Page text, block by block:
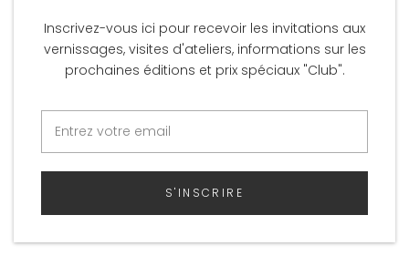
Inscrivez-vous ici pour recevoir les invitations aux
vernissages, visites d'ateliers, informations sur les
prochaines éditions et prix spéciaux "Club".
S'INSCRIRE